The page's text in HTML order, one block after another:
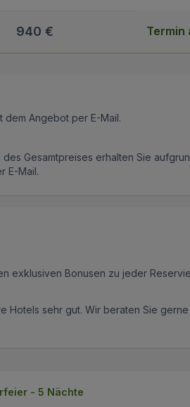
940 € Termin
dem Angebot per E-Mail.
Gesamtpreises erhalten Sie
E-Mail.
exklusiven Bonusen zu jeder
Hotels sehr gut. Wir beraten Sie
- 5 Nächte